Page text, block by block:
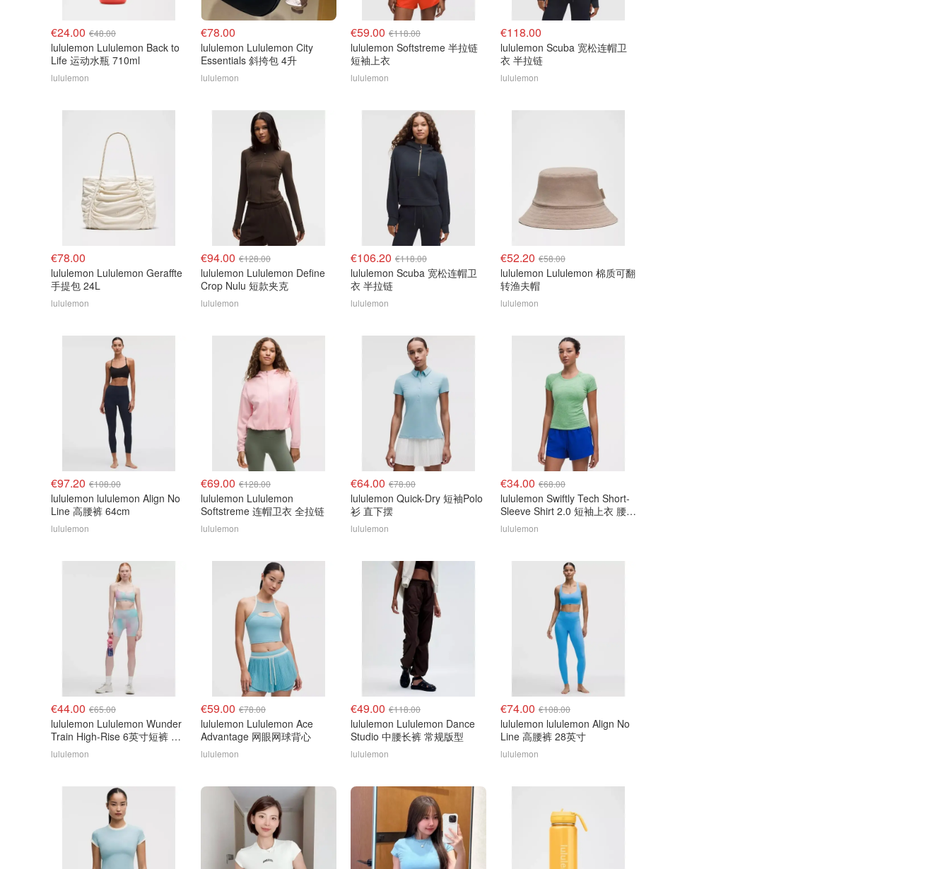
€24.00 €48.00
lululemon Lululemon Back to
Life 运动水瓶 710ml
lululemon
€78.00
lululemon Lululemon City
Essentials 斜挎包 4升
lululemon
€59.00 €118.00
lululemon Softstreme 半拉链
短袖上衣
lululemon
€118.00
lululemon Scuba 宽松连帽卫
衣 半拉链
lululemon
€78.00
lululemon Lululemon Geraffte
手提包 24L
lululemon
€94.00 €128.00
lululemon Lululemon Define
Crop Nulu 短款夹克
lululemon
€106.20 €118.00
lululemon Scuba 宽松连帽卫
衣 半拉链
lululemon
€52.20 €58.00
lululemon Lululemon 棉质可翻
转渔夫帽
lululemon
€97.20 €108.00
lululemon lululemon Align No
Line 高腰裤 64cm
lululemon
€69.00 €128.00
lululemon Lululemon
Softstreme 连帽卫衣 全拉链
lululemon
€64.00 €78.00
lululemon Quick-Dry 短袖Polo
衫 直下摆
lululemon
€34.00 €68.00
lululemon Swiftly Tech Short-
Sleeve Shirt 2.0 短袖上衣 腰长
款
lululemon
€44.00 €65.00
lululemon Lululemon Wunder
Train High-Rise 6英寸短裤 彩
虹
lululemon
€59.00 €78.00
lululemon Lululemon Ace
Advantage 网眼网球背心
lululemon
€49.00 €118.00
lululemon Lululemon Dance
Studio 中腰长裤 常规版型
lululemon
€74.00 €108.00
lululemon lululemon Align No
Line 高腰裤 28英寸
lululemon